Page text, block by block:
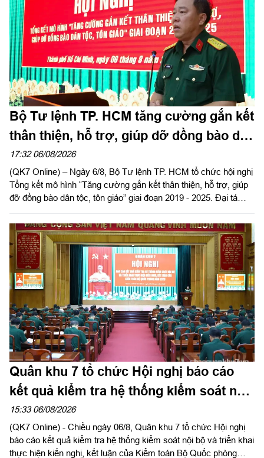
Quân khu 7; Đại tá Trần Thị Mỹ Châu, Phó Tổng giám đốc
Công ty Tây Nam cùng đông đảo cán bộ, đoàn viên, người lao
động Công ty Cảng ICD Tây Nam.
Bộ Tư lệnh TP. HCM tăng cường gắn kết
thân thiện, hỗ trợ, giúp đỡ đồng bào dân
tộc, tôn giáo
17:32 06/08/2026
(QK7 Online) – Ngày 6/8, Bộ Tư lệnh TP. HCM tổ chức hội nghị
Tổng kết mô hình “Tăng cường gắn kết thân thiện, hỗ trợ, giúp
đỡ đồng bào dân tộc, tôn giáo” giai đoạn 2019 - 2025. Đại tá
đạo hội nghị.
Quân khu 7 tổ chức Hội nghị báo cáo
kết quả kiểm tra hệ thống kiểm soát nội
bộ
15:33 06/08/2026
(QK7 Online) - Chiều ngày 06/8, Quân khu 7 tổ chức Hội nghị
báo cáo kết quả kiểm tra hệ thống kiểm soát nội bộ và triển khai
thực hiện kiến nghị, kết luận của Kiểm toán Bộ Quốc phòng